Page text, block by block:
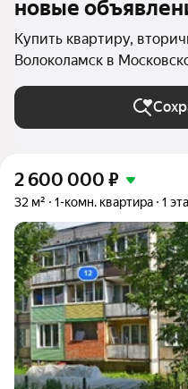
новые
Купить квартиру,
Волоколамск в
2 600 000 ₽
32 м² 1-комн. квартира 1